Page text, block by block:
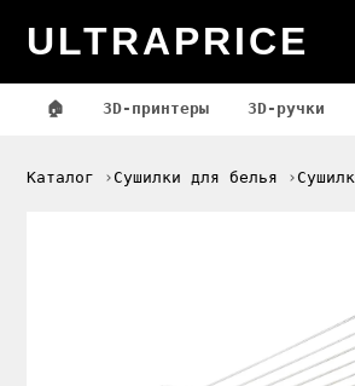
ULTRAPRICE
🏠 3D-принтеры 3D-ручки
Каталог Сушилки для белья